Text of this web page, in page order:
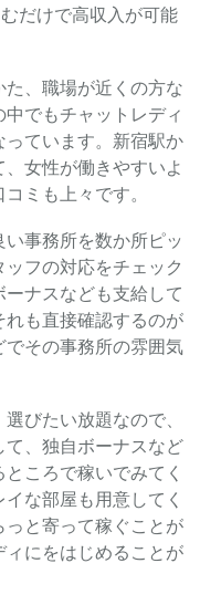
だけで高収入が可能
、職場が近くの方な
でもチャットレディ
ています。新宿駅か
女性が働きやすいよ
ミも上々です。
事務所を数か所ピッ
フの対応をチェック
ナスなども支給して
も直接確認するのが
その事務所の雰囲気
びたい放題なので、
、独自ボーナスなど
ころで稼いでみてく
な部屋も用意してく
と寄って稼ぐことが
にをはじめることが